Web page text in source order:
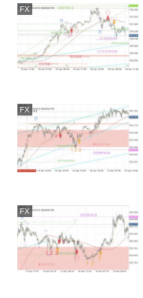
FX
FX
FX